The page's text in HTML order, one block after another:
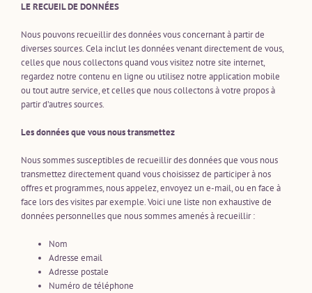
LE RECUEIL DE DONNÉES
Nous pouvons recueillir des données vous concernant à partir de
diverses sources. Cela inclut les données venant directement de vous,
celles que nous collectons quand vous visitez notre site internet,
regardez notre contenu en ligne ou utilisez notre application mobile
ou tout autre service, et celles que nous collectons à votre propos à
partir d’autres sources.
Les données que vous nous transmettez
Nous sommes susceptibles de recueillir des données que vous nous
transmettez directement quand vous choisissez de participer à nos
offres et programmes, nous appelez, envoyez un e-mail, ou en face à
face lors des visites par exemple. Voici une liste non exhaustive de
données personnelles que nous sommes amenés à recueillir :
Nom
Adresse email
Adresse postale
Numéro de téléphone